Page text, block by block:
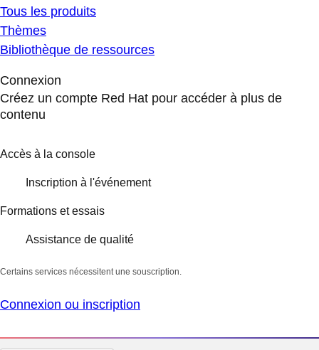
Tous les produits
Thèmes
Bibliothèque de ressources
Connexion
Créez un compte Red Hat pour accéder à plus de
contenu
Accès à la console
Inscription à l'événement
Formations et essais
Assistance de qualité
Certains services nécessitent une souscription.
Connexion ou inscription